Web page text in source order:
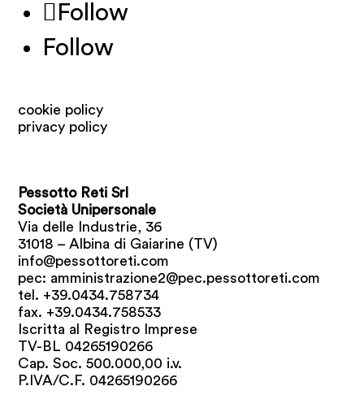
Follow
Follow
cookie policy
privacy policy
Pessotto Reti Srl
Società Unipersonale
Via delle Industrie, 36
31018 – Albina di Gaiarine (TV)
info@pessottoreti.com
pec: amministrazione2@pec.pessottoreti.com
tel. +39.0434.758734
fax. +39.0434.758533
Iscritta al Registro Imprese
TV-BL 04265190266
Cap. Soc. 500.000,00 i.v.
P.IVA/C.F. 04265190266